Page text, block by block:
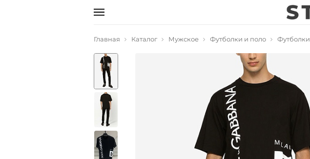
Главная Каталог Мужское Футболки и поло Футболки